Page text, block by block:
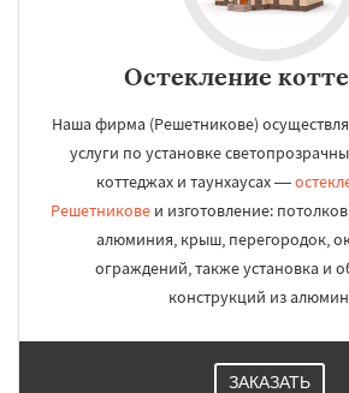
Остекление
Наша фирма (Решетникове)
услуги по установке
коттеджах и таунхаусах —
Решетникове и изготовление:
алюминия, крыш, перегородок,
ограждений, также установка и
конструкций из
ЗАКАЗАТЬ